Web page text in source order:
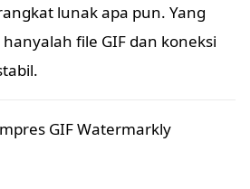
lunak apa pun. Yang
file GIF dan koneksi
GIF Watermarkly